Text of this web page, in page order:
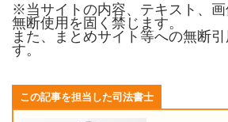
※当サイトの内容、テキスト、画
無断使用を固く禁じます。
また、まとめサイト等への無断
す。
この記事を担当した司法書士